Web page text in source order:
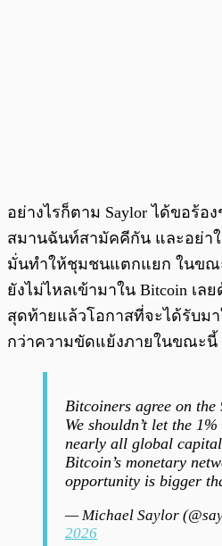
อย่างไรก็ตาม Saylor ได้ขอร้อ
สมานฉันท์สามัคคีกัน และอย่าใ
มั่นทำให้ชุมชนแตกแยก ในขณ
ยังไม่ไหลเข้ามาใน Bitcoin เล
สุดท้ายแล้วโอกาสที่จะได้รับม
กว่าความขัดแย้งภายในขณะนี้
Bitcoiners agree on the
We shouldn’t let the
nearly all global
Bitcoin’s monetary
opportunity is bigger
— Michael Saylor
2026